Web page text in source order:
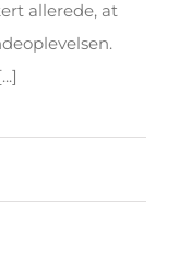
allerede, at